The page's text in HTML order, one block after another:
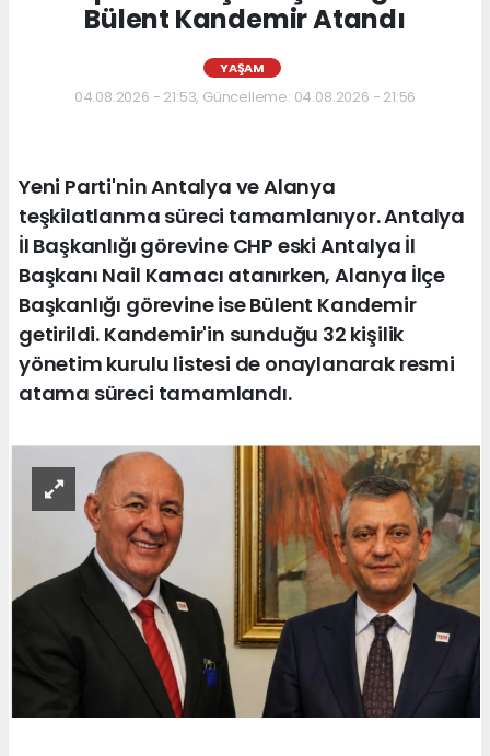
Bülent Kandemir Atandı
YAŞAM
04.08.2026 - 21:53, Güncelleme: 04.08.2026 - 21:56
Yeni Parti'nin Antalya ve Alanya
teşkilatlanma süreci tamamlanıyor. Antalya
İl Başkanlığı görevine CHP eski Antalya İl
Başkanı Nail Kamacı atanırken, Alanya İlçe
Başkanlığı görevine ise Bülent Kandemir
getirildi. Kandemir'in sunduğu 32 kişilik
yönetim kurulu listesi de onaylanarak resmi
atama süreci tamamlandı.